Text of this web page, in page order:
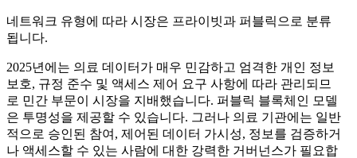
네트워크 유형에 따라 시장은 프라이빗과 퍼블릭으로 분류
됩니다.
2025년에는 의료 데이터가 매우 민감하고 엄격한 개인 정보
보호, 규정 준수 및 액세스 제어 요구 사항에 따라 관리되므
로 민간 부문이 시장을 지배했습니다. 퍼블릭 블록체인 모델
은 투명성을 제공할 수 있습니다. 그러나 의료 기관에는 일반
적으로 승인된 참여, 제어된 데이터 가시성, 정보를 검증하거
나 액세스할 수 있는 사람에 대한 강력한 거버넌스가 필요합